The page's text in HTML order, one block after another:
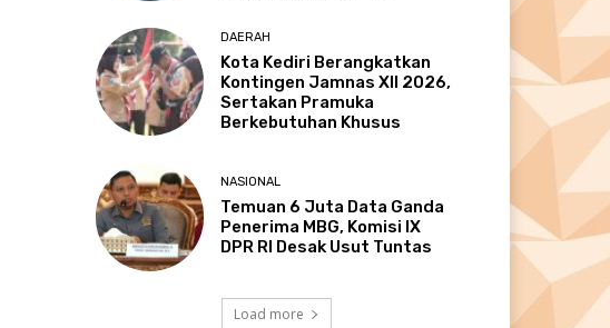
DAERAH
Kota Kediri Berangkatkan
Kontingen Jamnas XII 2026,
Sertakan Pramuka
Berkebutuhan Khusus
NASIONAL
Temuan 6 Juta Data Ganda
Penerima MBG, Komisi IX
DPR RI Desak Usut Tuntas
Load more